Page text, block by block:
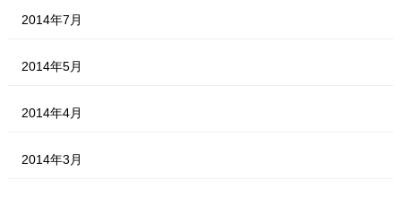
2014年7月
2014年5月
2014年4月
2014年3月